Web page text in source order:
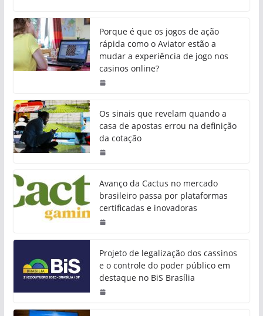
Porque é que os jogos de ação
rápida como o Aviator estão a
mudar a experiência de jogo nos
casinos online?
Os sinais que revelam quando a
casa de apostas errou na definição
da cotação
Avanço da Cactus no mercado
brasileiro passa por plataformas
certificadas e inovadoras
Projeto de legalização dos cassinos
e o controle do poder público em
destaque no BiS Brasília